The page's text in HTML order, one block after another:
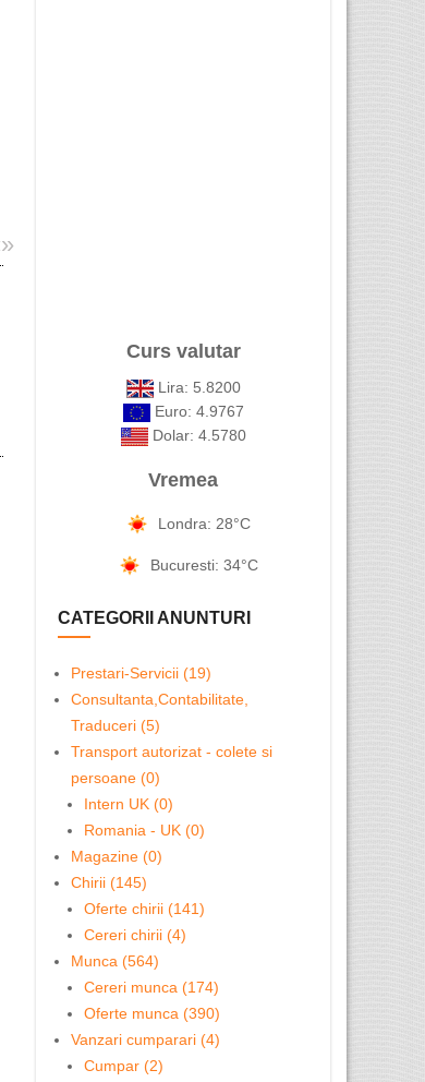
»
Electrician calificat si ...
Curs valutar
Lira: 5.8200
Euro: 4.9767
Dolar: 4.5780
Vremea
Londra: 28°C
Bucuresti: 34°C
CATEGORII ANUNTURI
Prestari-Servicii (19)
Consultanta,Contabilitate,
Traduceri (5)
Transport autorizat - colete si
persoane (0)
Intern UK (0)
Romania - UK (0)
Magazine (0)
Chirii (145)
Oferte chirii (141)
Cereri chirii (4)
Munca (564)
Cereri munca (174)
Oferte munca (390)
Vanzari cumparari (4)
Cumpar (2)